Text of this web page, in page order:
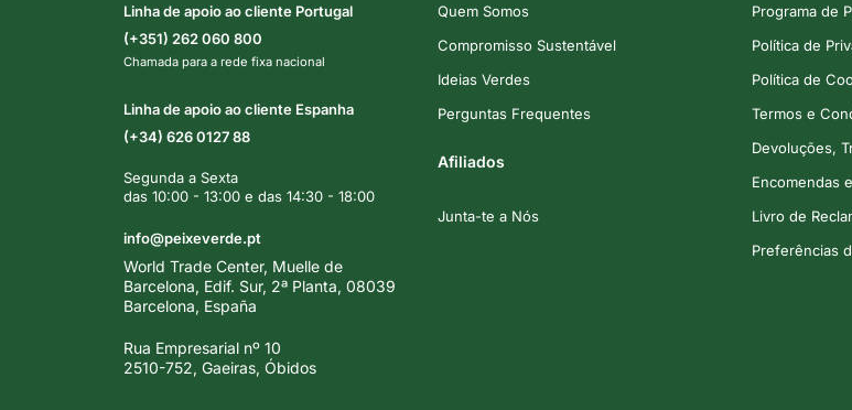
Linha de apoio ao cliente Portugal
(+351) 262 060 800
Chamada para a rede fixa nacional
Linha de apoio ao cliente Espanha
(+34) 626 0127 88
Segunda a Sexta
das 10:00 - 13:00 e das 14:30 - 18:00
info@peixeverde.pt
World Trade Center, Muelle de
Barcelona, Edif. Sur, 2ª Planta, 08039
Barcelona, España
Rua Empresarial nº 10
2510-752, Gaeiras, Óbidos
Quem Somos
Compromisso Sustentável
Ideias Verdes
Perguntas Frequentes
Afiliados
Junta-te a Nós
Programa de
Política de
Política de
Termos e
Devoluções,
Encomendas
Livro de
Preferências